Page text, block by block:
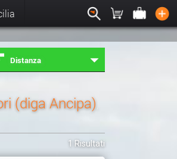
Distanza
(diga Ancipa)
1 Risultati